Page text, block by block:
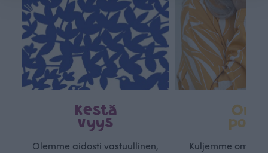
Kestä
vyys
Olemme aidosti vastuullinen,
Oma
Kuljemme omaa,